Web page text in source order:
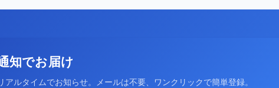
知でお届け
ルタイムでお知らせ。メールは不要、ワンクリックで簡単登録。